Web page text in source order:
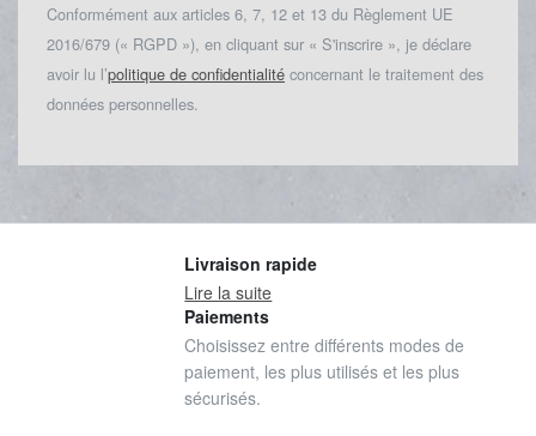
Conformément aux articles 6, 7, 12 et 13 du Règlement UE
2016/679 (« RGPD »), en cliquant sur « S'inscrire », je déclare
avoir lu l’politique de confidentialité concernant le traitement des
données personnelles.
Livraison rapide
Lire la suite
Paiements
Choisissez entre différents modes de
paiement, les plus utilisés et les plus
sécurisés.